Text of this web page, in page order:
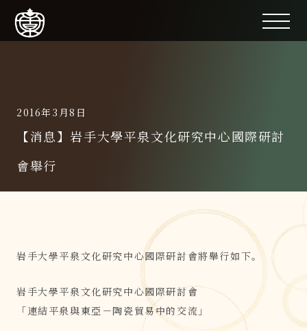
2016年3月8日
【消息】岩手大學平泉文化研究中心國際研討
會舉行
岩手大學平泉文化研究中心國際研討會將舉行如下。
岩手大學平泉文化研究中心國際研討會
「連結平泉與東亞－陶瓷貿易中的交流」